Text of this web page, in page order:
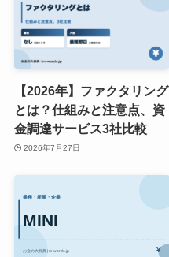
【2026年】ファクタリング
とは？仕組みと注意点、資
金調達サービス3社比較
2026年7月27日